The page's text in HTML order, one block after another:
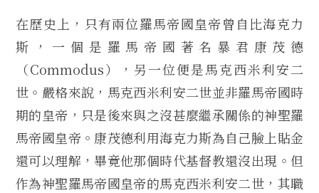
在歷史上，只有兩位羅馬帝國皇帝曾自比海克力
斯，一個是羅馬帝國著名暴君康茂德
（Commodus），另一位便是馬克西米利安二
世。嚴格來說，馬克西米利安二世並非羅馬帝國時
期的皇帝，只是後來與之沒甚麼繼承關係的神聖羅
馬帝國皇帝。康茂德利用海克力斯為自己臉上貼金
還可以理解，畢竟他那個時代基督教還沒出現。但
作為神聖羅馬帝國皇帝的馬克西米利安二世，其職